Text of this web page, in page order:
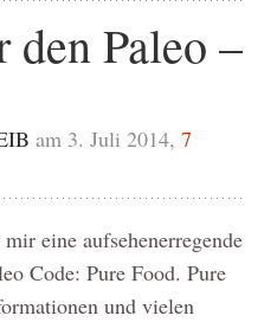
Paleo –
am 3. Juli 2014, 7
eine aufsehenerregende
Code: Pure Food. Pure
und vielen